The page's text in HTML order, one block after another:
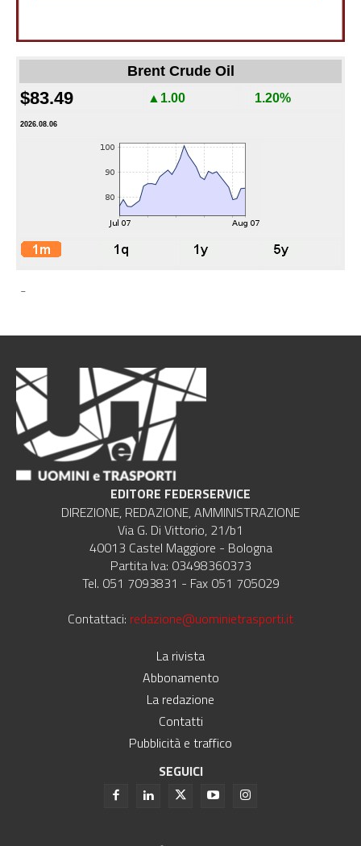
Brent Crude Oil
$83.49 ▲1.00 1.20%
2026.08.06
-
EDITORE FEDERSERVICE
DIREZIONE, REDAZIONE, AMMINISTRAZIONE
Via G. Di Vittorio, 21/b1
40013 Castel Maggiore - Bologna
Partita Iva: 03498360373
Tel. 051 7093831 - Fax 051 705029
Contattaci: redazione@uominietrasporti.it
La rivista
Abbonamento
La redazione
Contatti
Pubblicità e traffico
SEGUICI